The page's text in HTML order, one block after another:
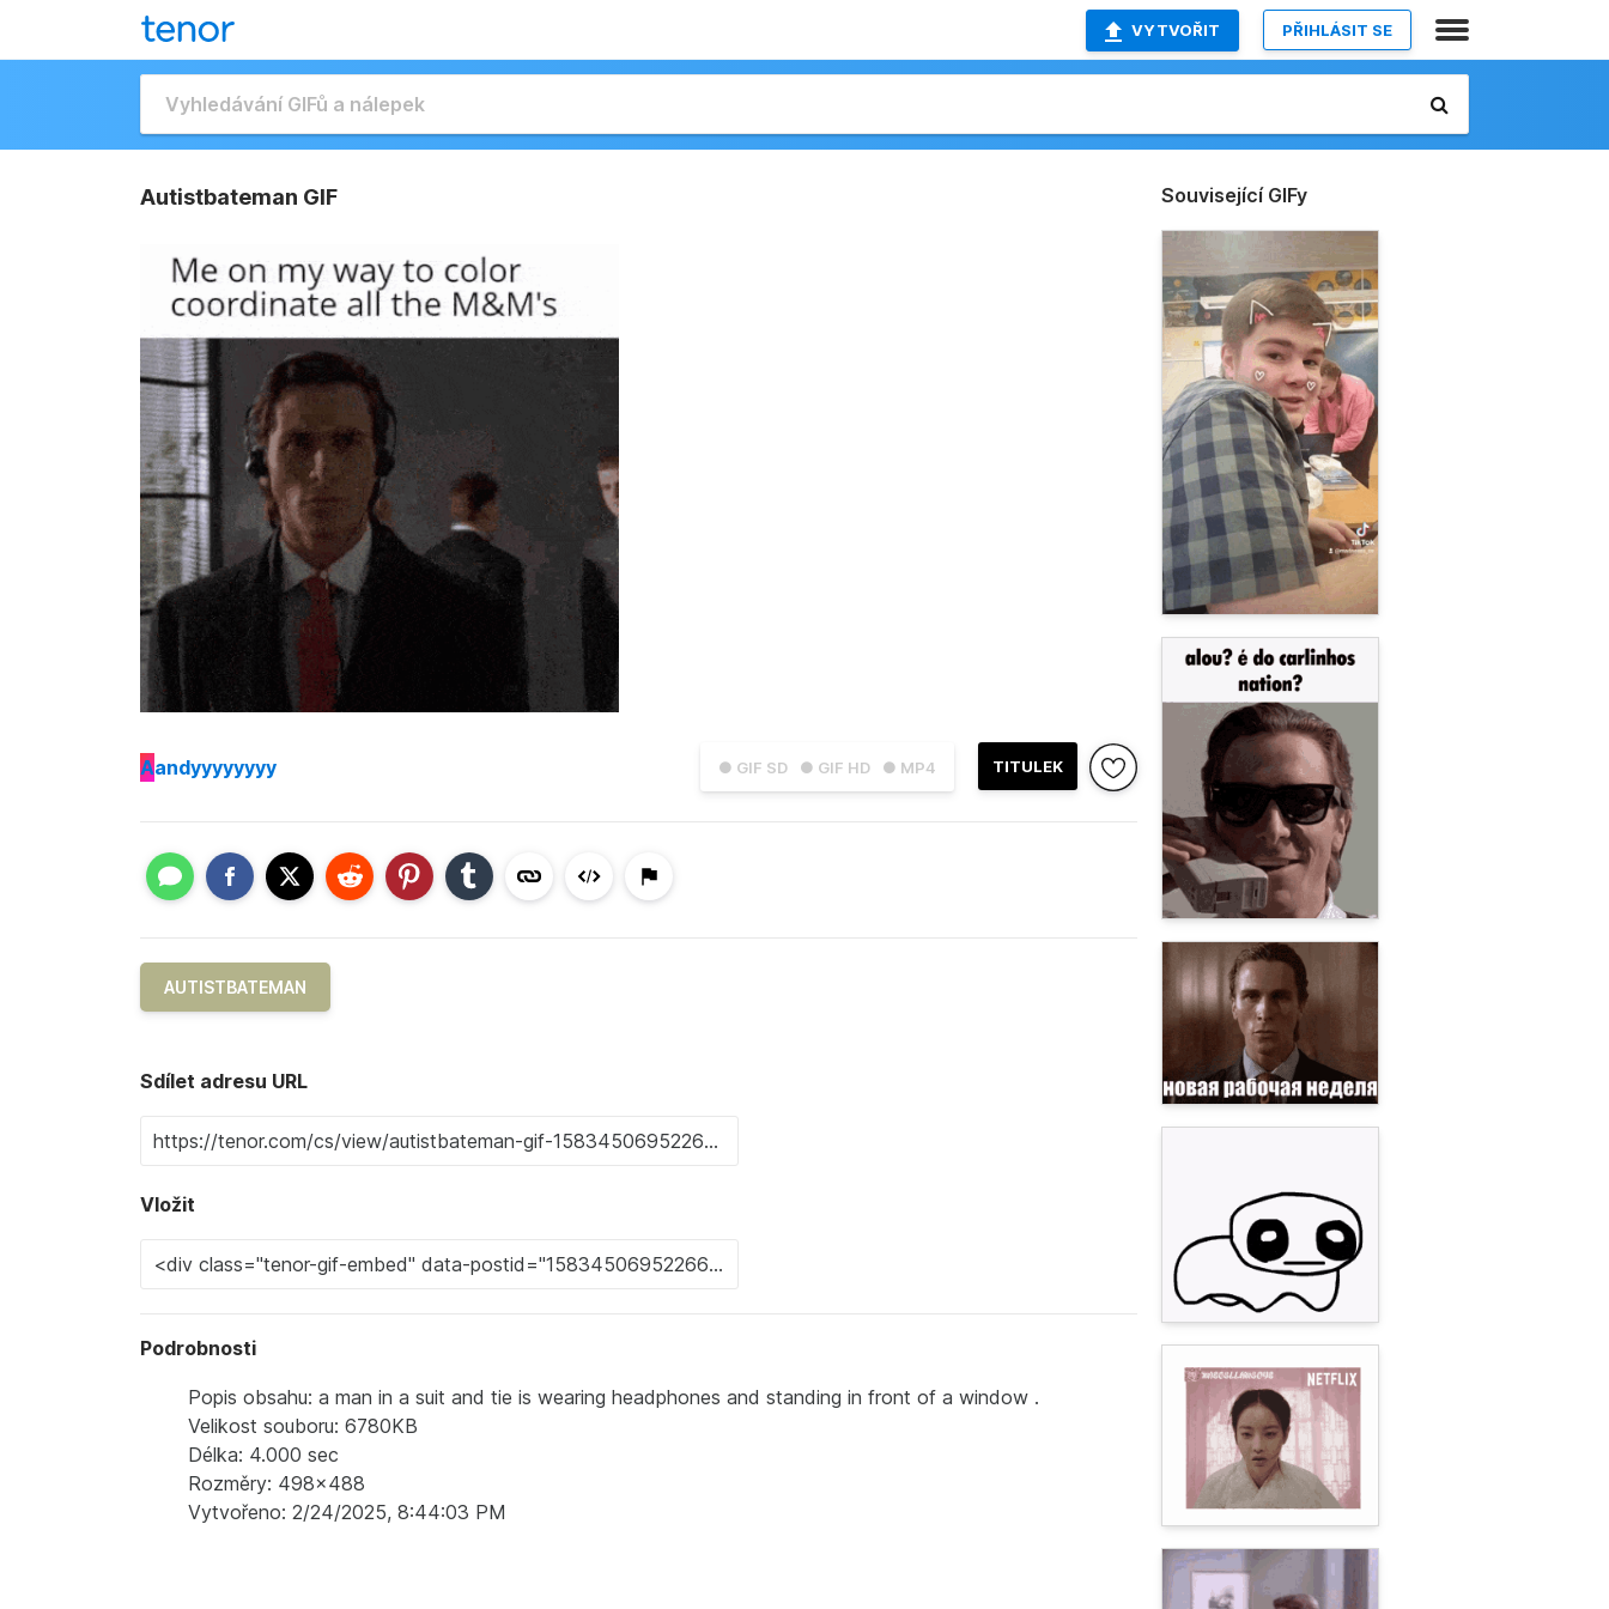
VYTVOŘIT PŘIHLÁSIT SE
Autistbateman GIF
● GIF SD ● GIF HD ● MP4 TITULEK
Aandyyyyyyyy
AUTISTBATEMAN
Sdílet adresu URL
Vložit
Podrobnosti
Popis obsahu: a man in a suit and tie is wearing headphones and standing in front of a window .
Velikost souboru: 6780KB
Délka: 4.000 sec
Rozměry: 498x488
Vytvořeno: 2/24/2025, 8:44:03 PM
Související GIFy